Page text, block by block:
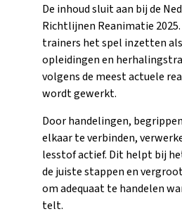
De inhoud sluit aan bij de
Richtlijnen Reanimatie
trainers het spel inzetten
opleidingen en
volgens de meest actuele
wordt gewerkt.
Door handelingen,
elkaar te verbinden,
lesstof actief. Dit helpt bij
de juiste stappen en
om adequaat te handelen
telt.